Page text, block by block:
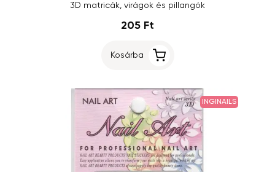
3D matricák, virágok és pillangók
205 Ft
Kosárba
INGINAILS